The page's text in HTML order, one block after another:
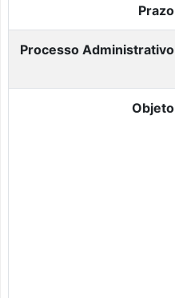
Prazo
Processo Administrativo
Objeto